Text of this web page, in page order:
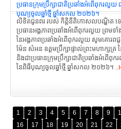
ប្រធានក្រុមប្រឹក្សាជាតិប្រឆាំងអំពើពុករលួយ
បុណ្យចូលឆ្នាំថ្មី ឆ្នាំសកល ២០២៦។
លិខិតជូនពរ របស់ កិត្តិនីតិកោសលបណ្ឌិត ទេ
ប្រធានអង្គភាពប្រឆាំងអំពើពុករលួយ ព្រមទាំង
នៃអង្គភាពប្រឆាំងអំពើពុករលួយ សូមគោរព
ម៉ែន សំអន ឧត្តមប្រឹក្សាផ្ទាល់ព្រះមហាក្សត្រ
និងជាប្រធានក្រុមប្រឹក្សាជាតិប្រឆាំងអំពើពុ
នៃពិធីបុណ្យចូលឆ្នាំថ្មី ឆ្នាំសកល ២០២៦។ ..
1 2 3 4 5 6 7 8 9
16
17 18 19 20 21 22